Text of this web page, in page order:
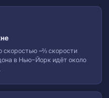
скоростью ~⅔ скорости
в Нью-Йорк идёт около